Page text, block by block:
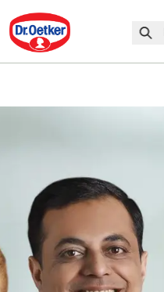
Dr. Oetker